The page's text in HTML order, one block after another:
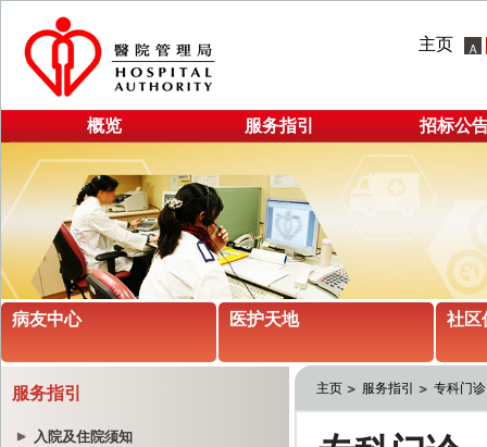
主页
概览 服务指引 招标公
病友中心 医护天地 社区
服务指引
入院及住院须知
主页 服务指引 专科门诊